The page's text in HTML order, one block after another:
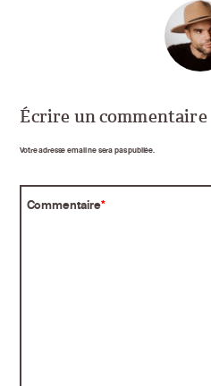
Écrire un commentaire
Votre adresse email ne sera pas publiée.
Commentaire*